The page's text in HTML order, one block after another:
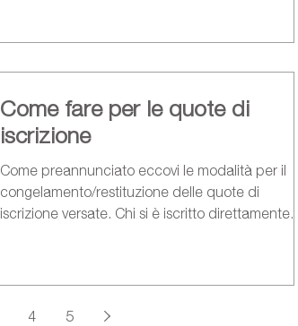
Come fare per le quote di
iscrizione
Come preannunciato eccovi le modalità per il
congelamento/restituzione delle quote di
iscrizione versate. Chi si è iscritto direttamente...
4 5